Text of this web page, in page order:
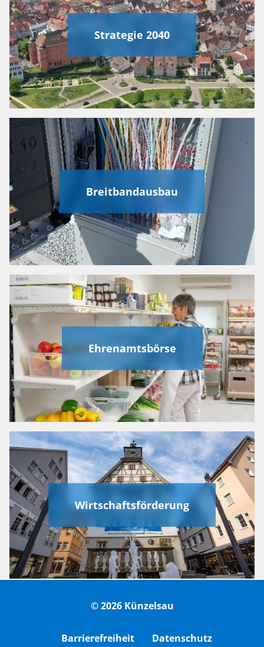
Strategie 2040
Breitbandausbau
Ehrenamtsbörse
Wirtschaftsförderung
© 2026 Künzelsau
Barrierefreiheit
Datenschutz